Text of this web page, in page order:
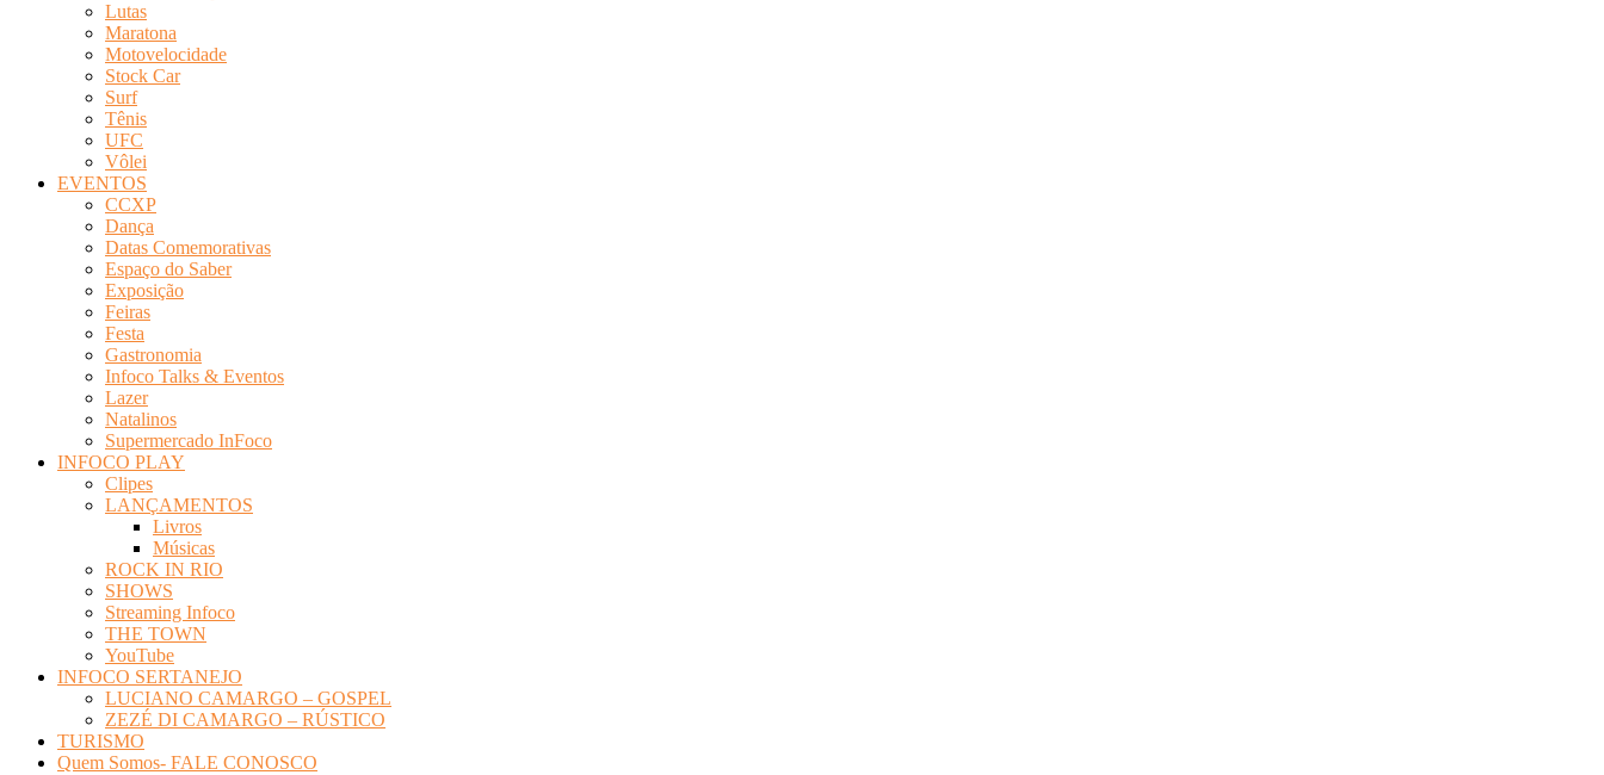
Lutas
Maratona
Motovelocidade
Stock Car
Surf
Tênis
UFC
Vôlei
EVENTOS
CCXP
Dança
Datas Comemorativas
Espaço do Saber
Exposição
Feiras
Festa
Gastronomia
Infoco Talks & Eventos
Lazer
Natalinos
Supermercado InFoco
INFOCO PLAY
Clipes
LANÇAMENTOS
Livros
Músicas
ROCK IN RIO
SHOWS
Streaming Infoco
THE TOWN
YouTube
INFOCO SERTANEJO
LUCIANO CAMARGO – GOSPEL
ZEZÉ DI CAMARGO – RÚSTICO
TURISMO
Quem Somos- FALE CONOSCO